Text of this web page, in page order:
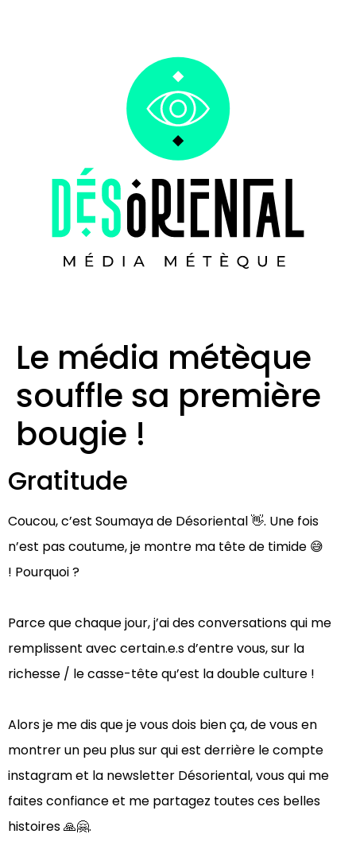
Le média métèque
souffle sa première
bougie !
Gratitude
Coucou, c’est Soumaya de Désoriental 👋.⁠ Une fois
n’est pas coutume, je montre ma tête de timide 😅
!⁠ Pourquoi ? ⁠
Parce que chaque jour, j’ai des conversations qui me
remplissent avec certain.e.s d’entre vous, sur la
richesse / le casse-tête qu’est la double culture ! ⁠
Alors je me dis que je vous dois bien ça, de vous en
montrer un peu plus sur qui est derrière le compte
instagram et la newsletter Désoriental, vous qui me
faites confiance et me partagez toutes ces belles
histoires 🙏🤗.